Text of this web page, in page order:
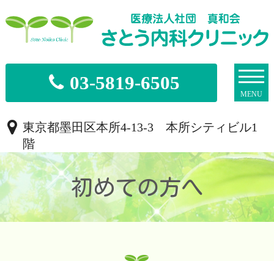
03-5819-6505
東京都墨田区本所4-13-3 本所シティビル1
階
初めての方へ